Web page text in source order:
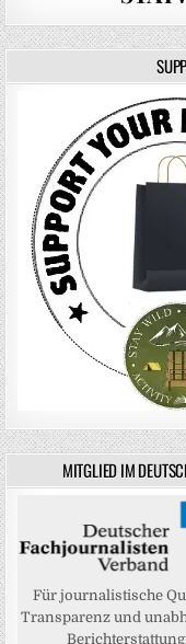
MITGLIED IM
Für journalistische
Transparenz und